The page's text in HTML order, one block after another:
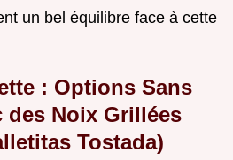
un bel équilibre face à cette
: Options Sans
des Noix Grillées
Tostada)